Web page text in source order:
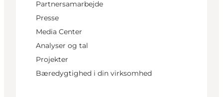
Partnersamarbejde
Presse
Media Center
Analyser og tal
Projekter
Bæredygtighed i din virksomhed